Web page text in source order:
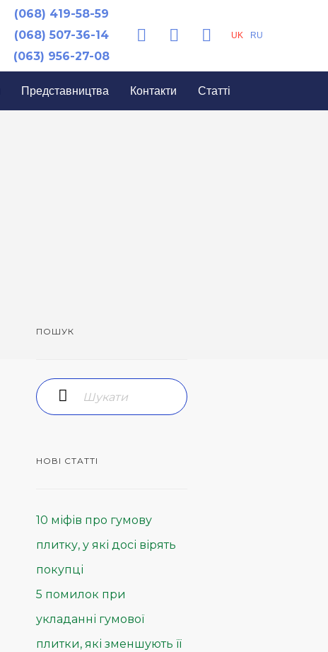
(068) 419-58-59
(068) 507-36-14
(063) 956-27-08
UK RU
Представництва Контакти Статті
ПОШУК
НОВІ СТАТТІ
10 міфів про гумову
плитку, у які досі вірять
покупці
5 помилок при
укладанні гумової
плитки, які зменшують її